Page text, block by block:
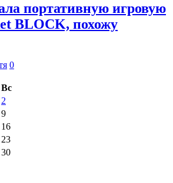
портативную игровую
BLOCK, похожу
0
Вс
2
9
16
23
30